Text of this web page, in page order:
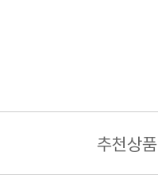
추천상품